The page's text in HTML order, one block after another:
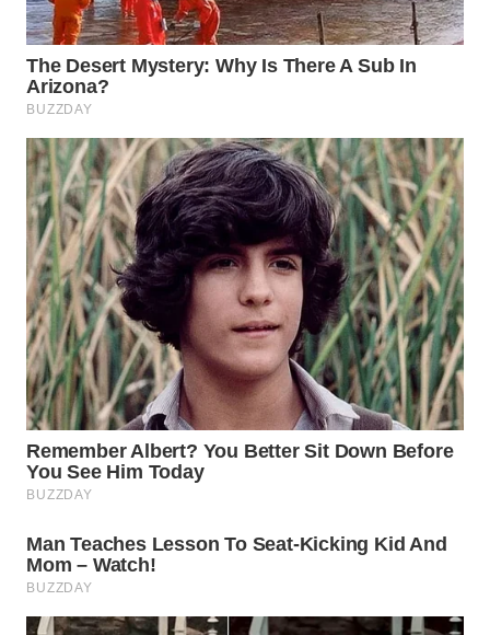
UTARA
WN
SAMOSIR
WN
PADANG
LAWAS
WN
SUMEDANG
WN
CIANJUR
WN
KEPULAUAN
SERIBU
TANGERANG
BINJAI